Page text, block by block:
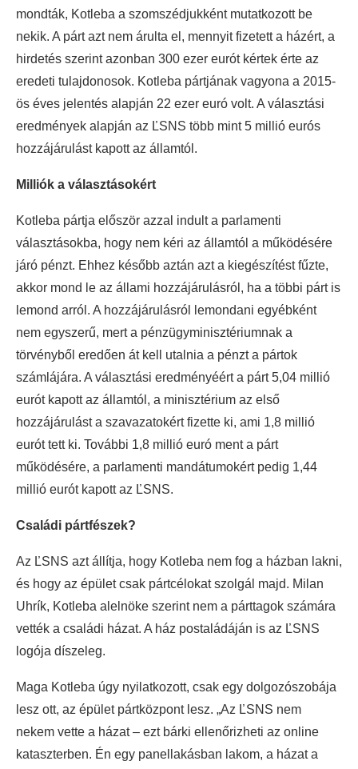
mondták, Kotleba a szomszédjukként mutatkozott be
nekik. A párt azt nem árulta el, mennyit fizetett a házért, a
hirdetés szerint azonban 300 ezer eurót kértek érte az
eredeti tulajdonosok. Kotleba pártjának vagyona a 2015-
ös éves jelentés alapján 22 ezer euró volt. A választási
eredmények alapján az ĽSNS több mint 5 millió eurós
hozzájárulást kapott az államtól.
Milliók a választásokért
Kotleba pártja először azzal indult a parlamenti
választásokba, hogy nem kéri az államtól a működésére
járó pénzt. Ehhez később aztán azt a kiegészítést fűzte,
akkor mond le az állami hozzájárulásról, ha a többi párt is
lemond arról. A hozzájárulásról lemondani egyébként
nem egyszerű, mert a pénzügyminisztériumnak a
törvényből eredően át kell utalnia a pénzt a pártok
számlájára. A választási eredményéért a párt 5,04 millió
eurót kapott az államtól, a minisztérium az első
hozzájárulást a szavazatokért fizette ki, ami 1,8 millió
eurót tett ki. További 1,8 millió euró ment a párt
működésére, a parlamenti mandátumokért pedig 1,44
millió eurót kapott az ĽSNS.
Családi pártfészek?
Az ĽSNS azt állítja, hogy Kotleba nem fog a házban lakni,
és hogy az épület csak pártcélokat szolgál majd. Milan
Uhrík, Kotleba alelnöke szerint nem a párttagok számára
vették a családi házat. A ház postaládáján is az ĽSNS
logója díszeleg.
Maga Kotleba úgy nyilatkozott, csak egy dolgozószobája
lesz ott, az épület pártközpont lesz. „Az ĽSNS nem
nekem vette a házat – ezt bárki ellenőrizheti az online
kataszterben. Én egy panellakásban lakom, a házat a